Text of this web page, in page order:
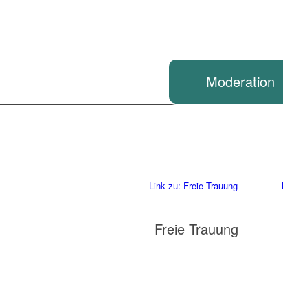
Moderation
Link zu: Freie Trauung
Freie Trauung